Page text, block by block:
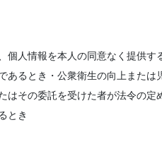
人情報を本人の同意なく提供
るとき・公衆衛生の向上また
その委託を受けた者が法令の
とき